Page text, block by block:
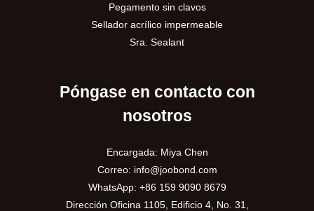
Pegamento sin clavos
Sellador acrílico impermeable
Sra. Sealant
Póngase en contacto con
nosotros
Encargada: Miya Chen
Correo: info@joobond.com
WhatsApp: +86 159 9090 8679
Dirección Oficina 1105, Edificio 4, No. 31,